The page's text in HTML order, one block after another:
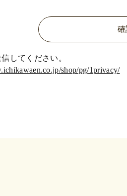
してください。
shop/pg/1privacy/